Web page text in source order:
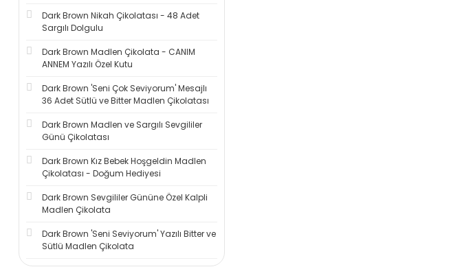
Dark Brown Nikah Çikolatası - 48 Adet
Sargılı Dolgulu
Dark Brown Madlen Çikolata - CANIM
ANNEM Yazılı Özel Kutu
Dark Brown 'Seni Çok Seviyorum' Mesajlı
36 Adet Sütlü ve Bitter Madlen Çikolatası
Dark Brown Madlen ve Sargılı Sevgililer
Günü Çikolatası
Dark Brown Kız Bebek Hoşgeldin Madlen
Çikolatası - Doğum Hediyesi
Dark Brown Sevgililer Gününe Özel Kalpli
Madlen Çikolata
Dark Brown 'Seni Seviyorum' Yazılı Bitter ve
Sütlü Madlen Çikolata